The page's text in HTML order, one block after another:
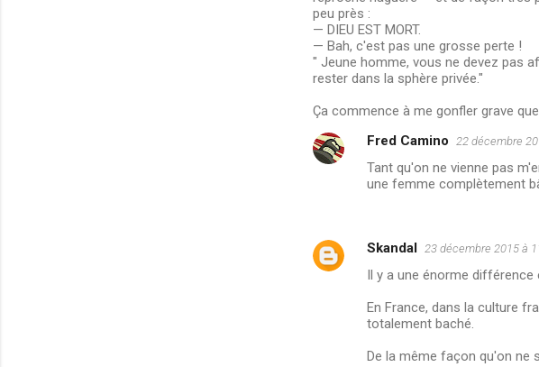
peu près :
— DIEU EST MORT.
— Bah, c'est pas une grosse perte !
" Jeune homme, vous ne devez pas
rester dans la sphère privée."
Ça commence à me gonfler grave
Fred Camino 22 décembre
Tant qu'on ne vienne pas
une femme complètement
Skandal 23 décembre 2015 à
Il y a une énorme
En France, dans la culture
totalement baché.
De la même façon qu'on ne